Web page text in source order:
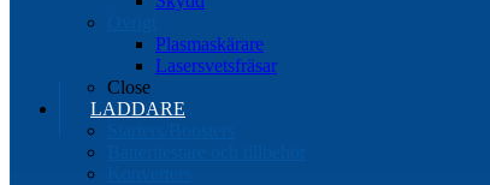
Plasmaskärare
Lasersvetsfräsar
Close
LADDARE